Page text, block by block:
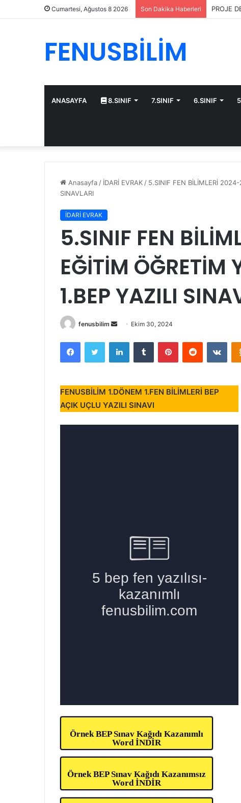
Cumartesi, Ağustos 8 2026 Son Dakika Haberleri PROJE
FENUSBİLİM
ANASAYFA 8.SINIF 7.SINIF 6.SINIF
Anasayfa / İDARİ EVRAK / 5.SINIF FEN BİLİMLERİ
SINAVLARI
İDARİ EVRAK
5.SINIF FEN
EĞİTİM ÖĞRETİM
1.BEP YAZILI
fenusbilim
Bir
posta
göndermek
Ekim 30, 2024
FacebookTwitter LinkedInTumblr PinterestReddit
FENUSBİLİM 1.DÖNEM 1.FEN BİLİMLERİ BEP
AÇIK UÇLU YAZILI SINAVI
Örnek BEP Sınav Kağıdı Kazanımlı
Word İNDİR
Örnek BEP Sınav Kağıdı Kazanımsız
Word İNDİR